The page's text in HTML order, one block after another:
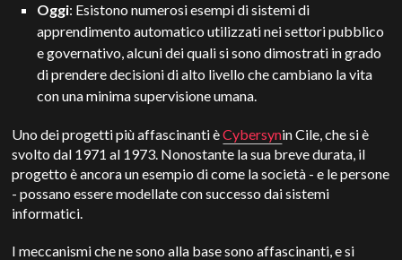
Oggi: Esistono numerosi esempi di sistemi di
apprendimento automatico utilizzati nei settori pubblico
e governativo, alcuni dei quali si sono dimostrati in grado
di prendere decisioni di alto livello che cambiano la vita
con una minima supervisione umana.
Uno dei progetti più affascinanti èCybersynin Cile, che si è
svolto dal 1971 al 1973. Nonostante la sua breve durata, il
progetto è ancora un esempio di come la società - e le persone
- possano essere modellate con successo dai sistemi
informatici.
I meccanismi che ne sono alla base sono affascinanti, e si